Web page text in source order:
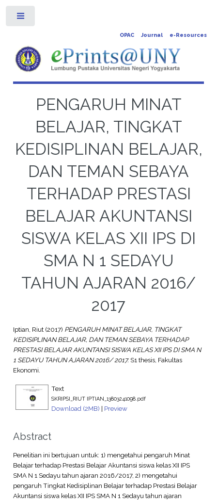
OPAC Journal e-Resources
PENGARUH MINAT
BELAJAR, TINGKAT
KEDISIPLINAN BELAJAR,
DAN TEMAN SEBAYA
TERHADAP PRESTASI
BELAJAR AKUNTANSI
SISWA KELAS XII IPS DI
SMA N 1 SEDAYU
TAHUN AJARAN 2016/
2017
Iptian, Riut(2017) PENGARUH MINAT BELAJAR, TINGKAT
KEDISIPLINAN BELAJAR, DAN TEMAN SEBAYA TERHADAP
PRESTASI BELAJAR AKUNTANSI SISWA KELAS XII IPS DI SMA N
1 SEDAYU TAHUN AJARAN 2016/ 2017.S1 thesis, Fakultas
Ekonomi.
Text
SKRIPSI_RIUT IPTIAN_13803241098.pdf
Download (2MB) | Preview
Abstract
Penelitian ini bertujuan untuk: 1) mengetahui pengaruh Minat
Belajar terhadap Prestasi Belajar Akuntansi siswa kelas XII IPS
SMA N 1 Sedayu tahun ajaran 2016/2017, 2) mengetahui
pengaruh Tingkat Kedisiplinan Belajar terhadap Prestasi Belajar
Akuntansi siswa kelas XII IPS SMA N 1 Sedayu tahun ajaran